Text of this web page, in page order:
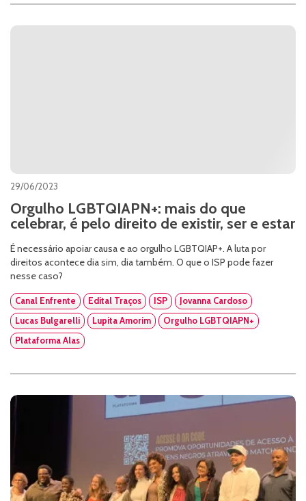
29/06/2023
Orgulho LGBTQIAPN+: mais do que
celebrar, é pelo direito de existir, ser e estar
É necessário apoiar causa e ao orgulho LGBTQIAP+. A luta por
direitos acontece dia sim, dia também. O que o ISP pode fazer
nesse caso?
Canal Enfrente Edital Traços ISP
Jovanna Cardoso
Lucas Bulgarelli
Lupita Amorim
Orgulho LGBTQIAPN+
Plataforma Alas